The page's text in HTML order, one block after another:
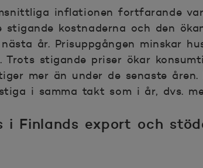
inflationen fortfarande
kostnaderna och den
år. Prisuppgången minskar
stigande priser ökar
mer än under de senaste
i samma takt som i år, dvs.
Finlands export och